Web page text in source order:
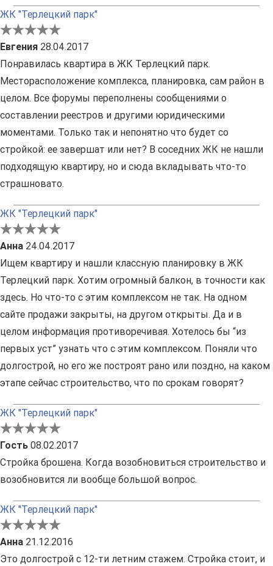
ЖК "Терлецкий парк"
Евгения 28.04.2017
Понравилась квартира в ЖК Терлецкий парк.
Месторасположение комплекса, планировка, сам район в
целом. Все форумы переполнены сообщениями о
составлении реестров и другими юридическими
моментами. Только так и непонятно что будет со
стройкой: ее завершат или нет? В соседних ЖК не нашли
подходящую квартиру, но и сюда вкладывать что-то
страшновато.
ЖК "Терлецкий парк"
Анна 24.04.2017
Ищем квартиру и нашли классную планировку в ЖК
Терлецкий парк. Хотим огромный балкон, в точности как
здесь. Но что-то с этим комплексом не так. На одном
сайте продажи закрыты, на другом открыты. Да и в
целом информация противоречивая. Хотелось бы “из
первых уст” узнать что с этим комплексом. Поняли что
долгострой, но его же построят рано или поздно, на каком
этапе сейчас строительство, что по срокам говорят?
ЖК "Терлецкий парк"
Гость 08.02.2017
Стройка брошена. Когда возобновиться строительство и
возобновится ли вообще большой вопрос.
ЖК "Терлецкий парк"
Анна 21.12.2016
Это долгострой с 12-ти летним стажем. Стройка стоит, и